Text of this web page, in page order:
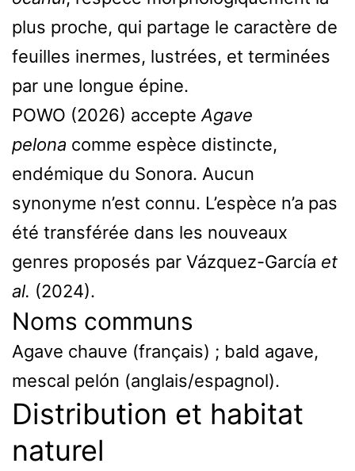
plus proche, qui partage le caractère de
feuilles inermes, lustrées, et terminées
par une longue épine.
POWO (2026) accepte Agave
pelona comme espèce distincte,
endémique du Sonora. Aucun
synonyme n’est connu. L’espèce n’a pas
été transférée dans les nouveaux
genres proposés par Vázquez-García et
al. (2024).
Noms communs
Agave chauve (français) ; bald agave,
mescal pelón (anglais/espagnol).
Distribution et habitat
naturel